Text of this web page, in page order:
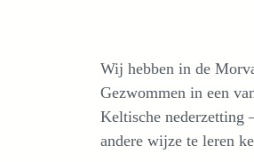
Wij hebben in de
Gezwommen in een
Keltische nederzetting
andere wijze te leren